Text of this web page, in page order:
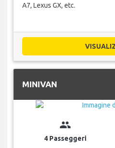
A7, Lexus GX, etc.
MINIVAN
group
4 Passeggeri